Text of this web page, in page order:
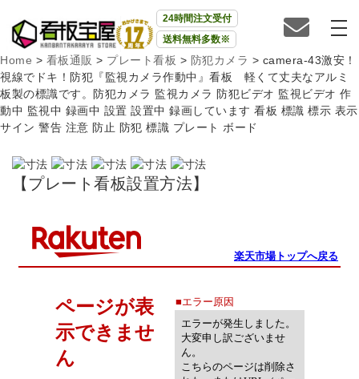
24時間注文受付
送料無料多数※
Home > 看板通販 > プレート看板 > 防犯カメラ > camera-43激安！
視線でドキ！防犯『監視カメラ作動中』看板 軽くて丈夫なアルミ
板製の標識です。防犯カメラ 監視カメラ 防犯ビデオ 監視ビデオ 作
動中 監視中 録画中 設置 設置中 録画しています 看板 標識 標示 表示
サイン 警告 注意 防止 防犯 標識 プレート ボード
【プレート看板設置方法】